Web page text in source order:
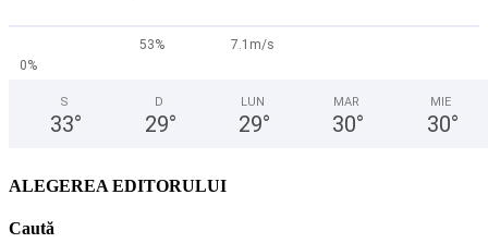
53%
7.1m/s
0%
S
33°
D
29°
LUN
29°
MAR
30°
MIE
30°
ALEGEREA EDITORULUI
Caută